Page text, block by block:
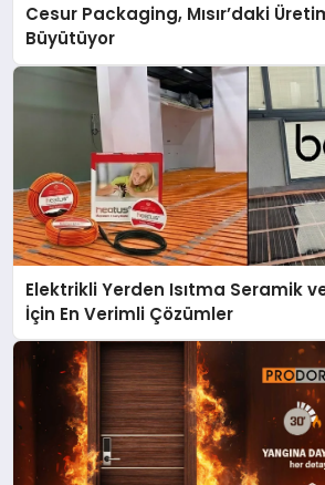
Cesur Packaging, Mısır’daki
Büyütüyor
Elektrikli Yerden Isıtma Seramik
İçin En Verimli Çözümler